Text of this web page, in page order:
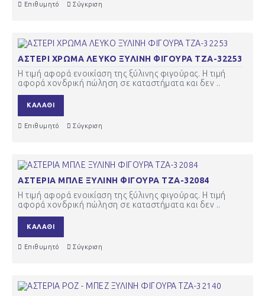
Επιθυμητό Σύγκριση
ΑΣΤΕΡΙ ΧΡΩΜΑ ΛΕΥΚΟ ΞΥΛΙΝΗ ΦΙΓΟΥΡΑ ΤΖΑ-32253
Η τιμή αφορά ενοικίαση της ξύλινης φιγούρας. Η τιμή
αφορά χονδρική πώληση σε καταστήματα και δεν ..
ΚΑΛΆΘΙ
Επιθυμητό Σύγκριση
ΑΣΤΕΡΙΑ ΜΠΛΕ ΞΥΛΙΝΗ ΦΙΓΟΥΡΑ ΤΖΑ-32084
Η τιμή αφορά ενοικίαση της ξύλινης φιγούρας. Η τιμή
αφορά χονδρική πώληση σε καταστήματα και δεν ..
ΚΑΛΆΘΙ
Επιθυμητό Σύγκριση